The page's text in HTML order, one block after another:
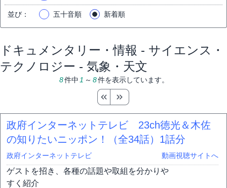
並び ： 五十音順 新着順
ドキュメンタリー・情報 - サイエンス・
テクノロジー - 気象・天文
8件中 1 ～ 8件を表示しています。
政府インターネットテレビ 23ch徳光＆木佐
の知りたいニッポン！（全34話） 1話分
政府インターネットテレビ 動画視聴サイトへ
ゲストを招き、各種の話題や取組を分かりや
すく紹介